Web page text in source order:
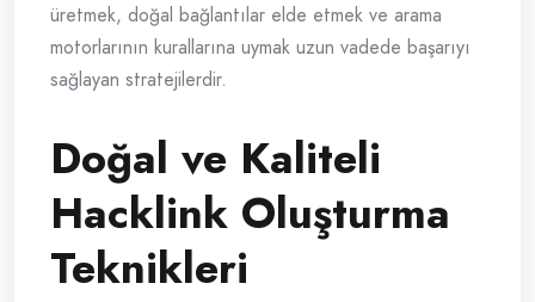
üretmek, doğal bağlantılar elde etmek ve arama
motorlarının kurallarına uymak uzun vadede başarıyı
sağlayan stratejilerdir.
Doğal ve Kaliteli
Hacklink Oluşturma
Teknikleri